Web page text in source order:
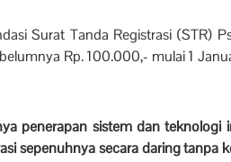
Surat Tanda Registrasi (STR)
Rp. 100.000,- mulai 1
penerapan sistem dan
sepenuhnya secara daring tanpa